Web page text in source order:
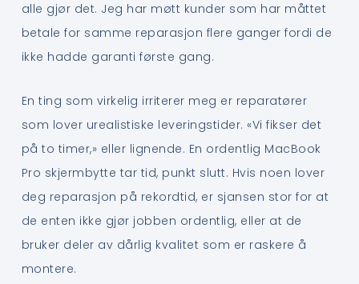
alle gjør det. Jeg har møtt kunder som har måttet
betale for samme reparasjon flere ganger fordi de
ikke hadde garanti første gang.
En ting som virkelig irriterer meg er reparatører
som lover urealistiske leveringstider. «Vi fikser det
på to timer,» eller lignende. En ordentlig MacBook
Pro skjermbytte tar tid, punkt slutt. Hvis noen lover
deg reparasjon på rekordtid, er sjansen stor for at
de enten ikke gjør jobben ordentlig, eller at de
bruker deler av dårlig kvalitet som er raskere å
montere.